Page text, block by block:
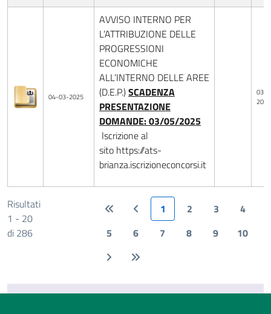
04-03-2025
AVVISO INTERNO PER
L’ATTRIBUZIONE DELLE
PROGRESSIONI
ECONOMICHE
ALL’INTERNO DELLE AREE
(D.E.P.)SCADENZA
PRESENTAZIONE
DOMANDE: 03/05/2025
Iscrizione al
sito https://ats-
brianza.iscrizioneconcorsi.it
03-
2025
Risultati
1 - 20
di 286
1 2 3
4
5
6 7 8 9 10